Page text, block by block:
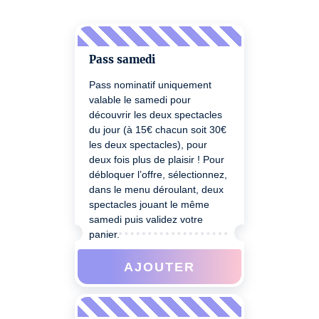
Pass samedi
Pass nominatif uniquement
valable le samedi pour
découvrir les deux spectacles
du jour (à 15€ chacun soit 30€
les deux spectacles), pour
deux fois plus de plaisir ! Pour
débloquer l’offre, sélectionnez,
dans le menu déroulant, deux
spectacles jouant le même
samedi puis validez votre
panier.
AJOUTER